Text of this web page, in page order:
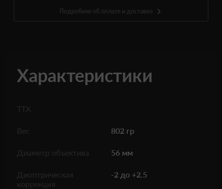
Подробнее об оплате и доставке
Характеристики
ТТХ
Вес 802 гр
Диаметр объектива 56 мм
Диоптрическая
коррекция
-2 до +2.5